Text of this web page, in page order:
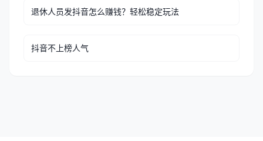
退休人员发抖音怎么赚钱？轻松稳定玩法
抖音不上榜人气